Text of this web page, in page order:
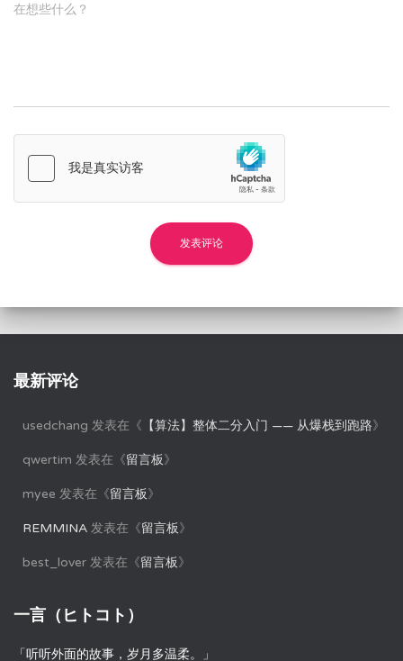
在想些什么？
最新评论
usedchang 发表在《 【算法】整体二分入门 —— 从爆栈到跑路》
qwertim 发表在《留言板》
myee 发表在《留言板》
REMMINA 发表在《留言板》
best_lover 发表在《留言板》
一言（ヒトコト）
「听听外面的故事，岁月多温柔。」